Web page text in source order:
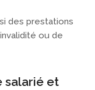
des prestations
ou de
salarié et